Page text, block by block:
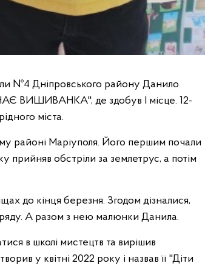
№4 Дніпровського району Данило
ВИШИВАНКА", де здобув І місце. 12-
міста.
районі Маріуполя. Його першим почали
прийняв обстріли за землетрус, а потім
до кінця березня. Згодом дізналися,
А разом з нею малюнки Данила.
в школі мистецтв та вирішив
у квітні 2022 року і назвав її "Діти